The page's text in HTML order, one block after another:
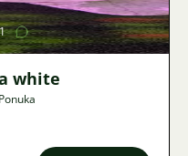
1
white
Ponuka